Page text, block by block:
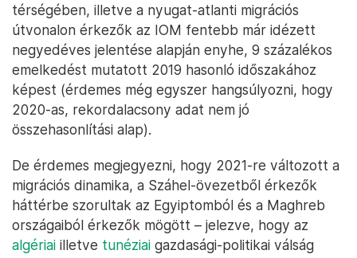
térségében, illetve a nyugat-atlanti migrációs
útvonalon érkezők az IOM fentebb már idézett
negyedéves jelentése alapján enyhe, 9 százalékos
emelkedést mutatott 2019 hasonló időszakához
képest (érdemes még egyszer hangsúlyozni, hogy
2020-as, rekordalacsony adat nem jó
összehasonlítási alap).
De érdemes megjegyezni, hogy 2021-re változott a
migrációs dinamika, a Száhel-övezetből érkezők
háttérbe szorultak az Egyiptomból és a Maghreb
országaiból érkezők mögött – jelezve, hogy az
algériai illetve tunéziai gazdasági-politikai válság